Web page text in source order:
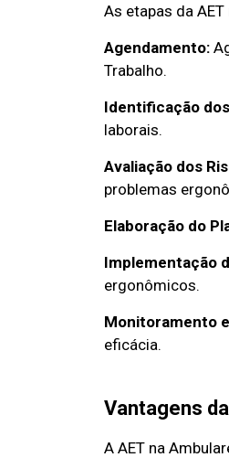
As etapas da
Agendamento:
Trabalho.
Identificação
laborais.
Avaliação dos
problemas
Elaboração do
Implementação
ergonômicos.
Monitoramento
eficácia.
Vantagens
A AET na